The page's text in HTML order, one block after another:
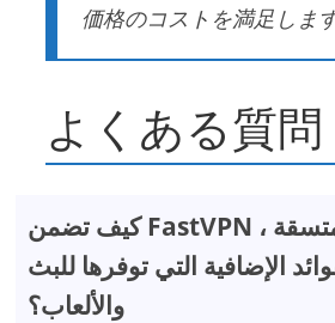
価格のコストを満足します
よくある質問
كيف تضمن FastVPN سرعات عالية متسقة ،
الإضافية التي توفرها للبث
والألعاب؟